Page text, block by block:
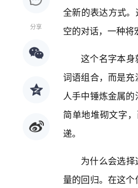
分享
全新的表达方式
空的对话，一种
这个名字本
词语组合，而是
人手中锤炼金属
简单地堆砌文字
递。
为什么会选
量的回归。在这